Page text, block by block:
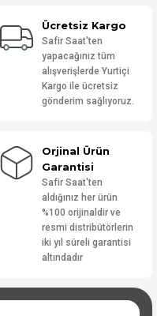
Ücretsiz Kargo
Safir Saat'ten
yapacağınız tüm
alışverişlerde Yurtiçi
Kargo ile ücretsiz
gönderim sağlıyoruz.
Orjinal Ürün
Garantisi
Safir Saat'ten
aldığınız her ürün
%100 orijinaldir ve
resmi distribütörlerin
iki yıl süreli garantisi
altındadır